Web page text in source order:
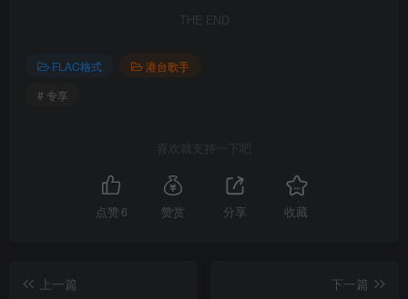
THE END
FLAC格式
港台歌手
# 专享
喜欢就支持一下吧
点赞 6 赞赏 分享 收藏
上一篇
下一篇